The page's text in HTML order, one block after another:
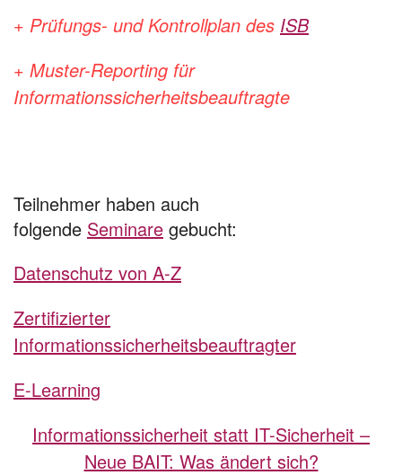
+ Prüfungs- und Kontrollplan des ISB
+ Muster-Reporting für
Informationssicherheitsbeauftragte
Teilnehmer haben auch
folgende Seminare gebucht:
Datenschutz von A-Z
Zertifizierter
Informationssicherheitsbeauftragter
E-Learning
Informationssicherheit statt IT-Sicherheit –
Neue BAIT: Was ändert sich?